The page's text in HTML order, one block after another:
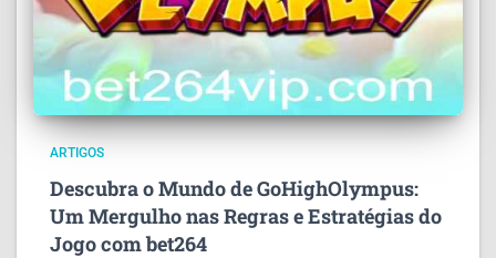
ARTIGOS
Descubra o Mundo de GoHighOlympus:
Um Mergulho nas Regras e Estratégias do
Jogo com bet264